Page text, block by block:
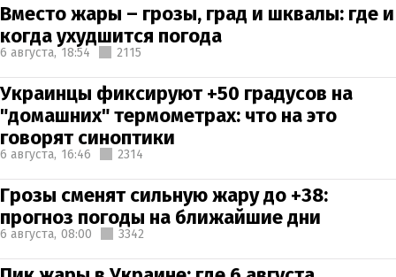
Вместо жары – грозы, град и шквалы: где и
когда ухудшится погода
6 августа, 18:54 2115
Украинцы фиксируют +50 градусов на
"домашних" термометрах: что на это
говорят синоптики
6 августа, 16:46 2314
Грозы сменят сильную жару до +38:
прогноз погоды на ближайшие дни
6 августа, 08:00 3342